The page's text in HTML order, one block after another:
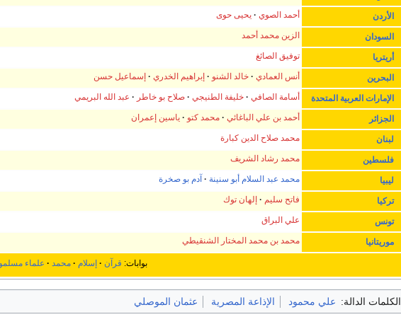
الأردن أحمد الصوي يحيى حوى
السودان الزين محمد أحمد
أريتريا توفيق الصائغ
البحرين أنس العمادي خالد الشنو إبراهيم الخدري إسماعيل حسن
الإمارات العربية المتحدة أسامة الصافي خليفة الطنيجي صلاح بو خاطر عبد الله البريمي
الجزائر أحمد بن علي الباغائي محمد كتو ياسين إعمران
لبنان محمد صلاح الدين كبارة
فلسطين محمد رشاد الشريف
ليبيا محمد عبد السلام أبو سنينة آدم بو صخرة
تركيا فاتح سليم إلهان توك
تونس علي البراق
موريتانيا محمد بن محمد المختار الشنقيطي
بوابات: قرآن إسلام محمد علماء
الكلمات الدالة: علي محمود الإذاعة المصرية عثمان الموصلي